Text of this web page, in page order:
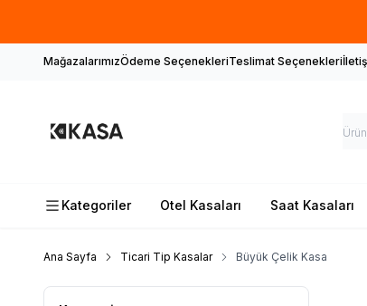
MağazalarımızÖdeme SeçenekleriTeslimat Seçenekleri
Kategoriler Otel Kasaları Saat Kasaları
Ana Sayfa Ticari Tip Kasalar Büyük Çelik Kasa